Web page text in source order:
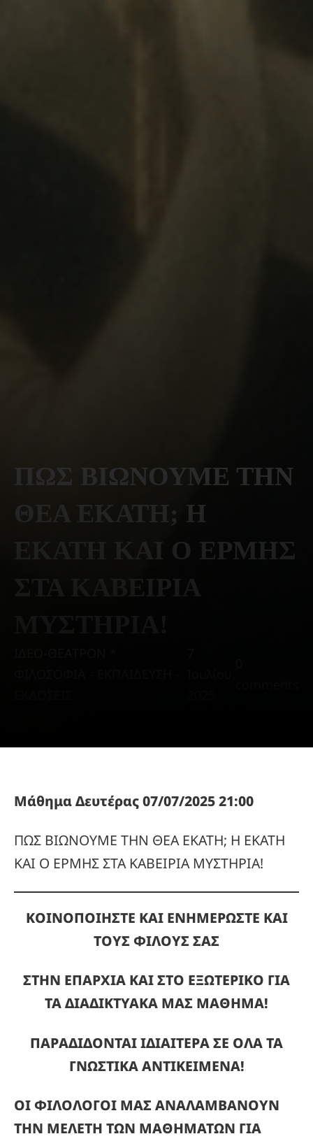
ΠΩΣ ΒΙΩΝΟΥΜΕ ΤΗΝ
ΘΕΑ ΕΚΑΤΗ; Η
ΕΚΑΤΗ ΚΑΙ Ο ΕΡΜΗΣ
ΣΤΑ ΚΑΒΕΙΡΙΑ
Μάθημα Δευτέρας 07/07/2025 21:00
ΠΩΣ ΒΙΩΝΟΥΜΕ ΤΗΝ ΘΕΑ ΕΚΑΤΗ; Η ΕΚΑΤΗ
ΚΑΙ Ο ΕΡΜΗΣ ΣΤΑ ΚΑΒΕΙΡΙΑ ΜΥΣΤΗΡΙΑ!
ΚΟΙΝΟΠΟΙΗΣΤΕ ΚΑΙ ΕΝΗΜΕΡΩΣΤΕ ΚΑΙ
ΤΟΥΣ ΦΙΛΟΥΣ ΣΑΣ
ΣΤΗΝ ΕΠΑΡΧΙΑ ΚΑΙ ΣΤΟ ΕΞΩΤΕΡΙΚΟ ΓΙΑ
ΤΑ ΔΙΑΔΙΚΤΥΑΚΑ ΜΑΣ ΜΑΘΗΜΑ!
ΠΑΡΑΔΙΔΟΝΤΑΙ ΙΔΙΑΙΤΕΡΑ ΣΕ ΟΛΑ ΤΑ
ΓΝΩΣΤΙΚΑ ΑΝΤΙΚΕΙΜΕΝΑ!
ΟΙ ΦΙΛΟΛΟΓΟΙ ΜΑΣ ΑΝΑΛΑΜΒΑΝΟΥΝ
ΤΗΝ ΜΕΛΕΤΗ ΤΩΝ ΜΑΘΗΜΑΤΩΝ ΓΙΑ